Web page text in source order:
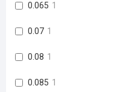
0.065 1
0.07 1
0.08 1
0.085 1